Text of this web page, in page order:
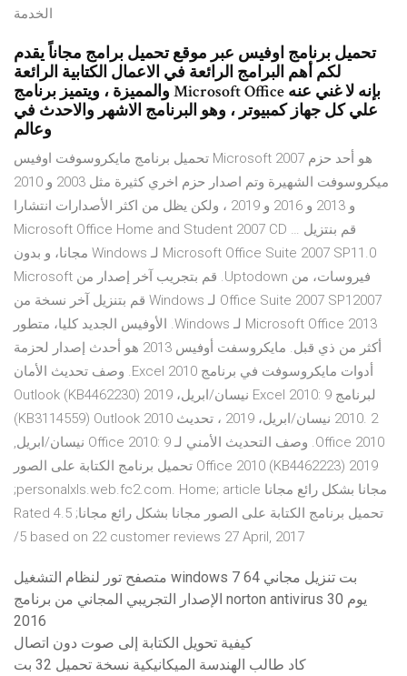
الخدمة
تحميل برنامج اوفيس عبر موقع تحميل برامج مجاناً يقدم
لكم أهم البرامج الرائعة في الاعمال الكتابية الرائعة
والمميزة ، ويتميز برنامج Microsoft Office بإنه لا غني عنه
علي كل جهاز كمبيوتر ، وهو البرنامج الاشهر والاحدث في
وعالم
تحميل برنامج مايكروسوفت اوفيس Microsoft 2007 هو أحد حزم
ميكروسوفت الشهيرة وتم اصدار حزم اخري كثيرة مثل 2003 و 2010
و 2013 و 2016 و 2019 ، ولكن يظل من اكثر الأصدارات انتشارا
Microsoft Office Home and Student 2007 CD … ‫قم بنتزيل
Microsoft Office Suite 2007 SP11.0 لـ Windows مجانا، و بدون
فيروسات، من Uptodown. قم بتجريب آخر إصدار من Microsoft
Office Suite 2007 SP12007 لـ Windows قم بتنزيل آخر نسخة من
Microsoft Office 2013 لـ Windows. الأوفيس الجديد كليا، متطور
أكثر من ذي قبل. مايكروسفت أوفيس 2013 هو أحدث إصدار لحزمة
أدوات مايكروسوفت في برنامج Excel 2010. وصف تحديث الأمان
لبرنامج Excel 2010: 9 نيسان/ابريل، 2019 (KB4462230) Outlook
2010. 2 نيسان/ابريل، 2019 ، تحديث Outlook 2010‏ (KB3114559)
Office 2010. وصف التحديث الأمني لـ Office 2010: 9 نيسان/ابريل,
2019 (KB4462223) Office 2010 تحميل برنامج الكتابة على الصور
مجانا بشكل رائع مجانا personalxls.web.fc2.com. Home; article;
تحميل برنامج الكتابة على الصور مجانا بشكل رائع مجانا; Rated 4.5
/5 based on 22 customer reviews 27 April, 2017
متصفح تور لنظام التشغيل windows 7 64 بت تنزيل مجاني
الإصدار التجريبي المجاني من برنامج norton antivirus 30 يوم
2016
كيفية تحويل الكتابة إلى صوت دون اتصال
كاد طالب الهندسة الميكانيكية نسخة تحميل 32 بت